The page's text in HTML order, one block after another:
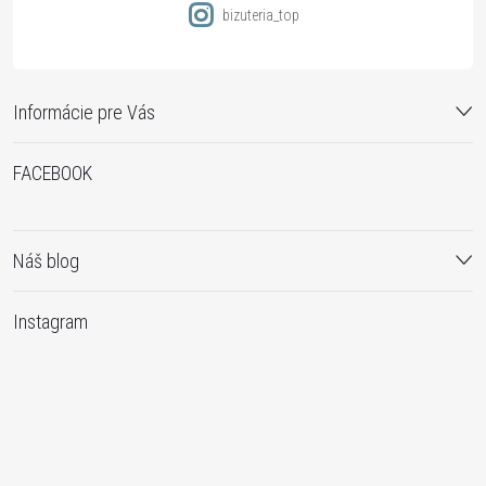
Informácie pre Vás
bizuteria_top
FACEBOOK
Náš blog
Instagram